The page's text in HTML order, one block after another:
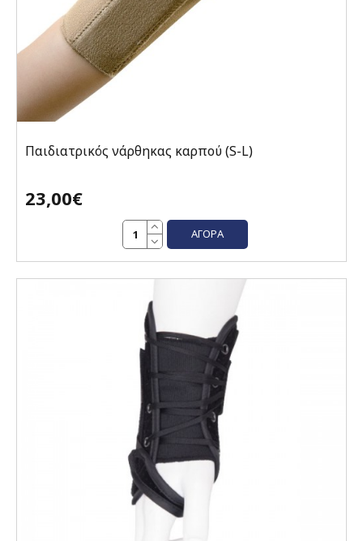
Παιδιατρικός νάρθηκας καρπού (S-L)
23,00€
ΑΓΟΡΆ